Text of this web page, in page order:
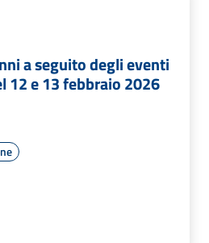
a seguito degli eventi
12 e 13 febbraio 2026